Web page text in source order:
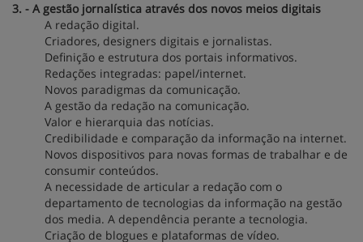
3. - A gestão jornalística através dos novos meios digitais
A redação digital.
Criadores, designers digitais e jornalistas.
Definição e estrutura dos portais informativos.
Redações integradas: papel/internet.
Novos paradigmas da comunicação.
A gestão da redação na comunicação.
Valor e hierarquia das notícias.
Credibilidade e comparação da informação na internet.
Novos dispositivos para novas formas de trabalhar e de
consumir conteúdos.
A necessidade de articular a redação com o
departamento de tecnologias da informação na gestão
dos media. A dependência perante a tecnologia.
Criação de blogues e plataformas de vídeo.